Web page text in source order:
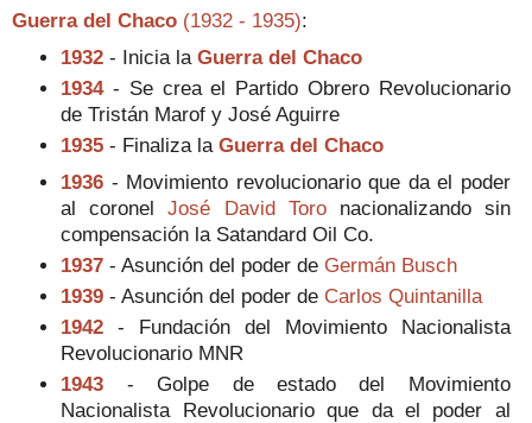
Guerra del Chaco (1932 - 1935):
1932- Inicia laGuerra del Chaco
1934- Se crea el Partido Obrero Revolucionario
de Tristán Marof y José Aguirre
1935- Finaliza laGuerra del Chaco
1936 - Movimiento revolucionario que da el poder
al coronelJosé David Toronacionalizando sin
compensación la Satandard Oil Co.
1937- Asunción del poder de Germán Busch
1939- Asunción del poder de Carlos Quintanilla
1942- Fundación del Movimiento Nacionalista
Revolucionario MNR
1943 - Golpe de estado del Movimiento
Nacionalista Revolucionario que da el poder al